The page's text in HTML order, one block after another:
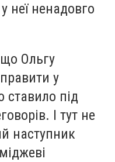
неї ненадовго
Ольгу
у
ставило під
І тут не
наступник